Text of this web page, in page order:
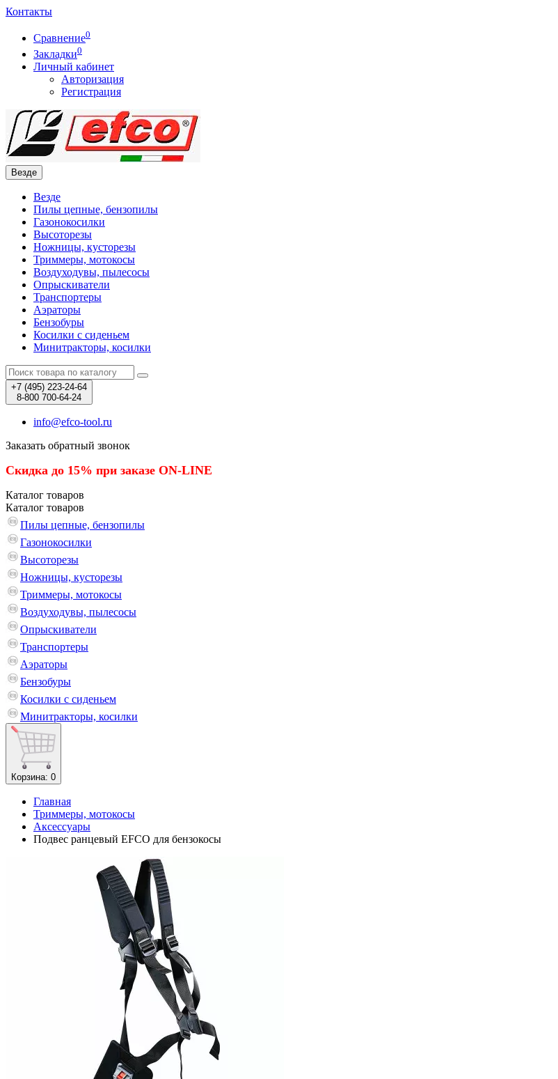
Контакты
Сравнение0
Закладки0
Личный кабинет
Авторизация
Регистрация
Везде
Везде
Пилы цепные, бензопилы
Газонокосилки
Высоторезы
Ножницы, кусторезы
Триммеры, мотокосы
Воздуходувы, пылесосы
Опрыскиватели
Транспортеры
Аэраторы
Бензобуры
Косилки с сиденьем
Минитракторы, косилки
+7 (495) 223-24-64
8-800 700-64-24
info@efco-tool.ru
Заказать обратный звонок
Скидка до 15% при заказе ON-LINE
Каталог товаров
Каталог товаров
Пилы цепные, бензопилы
Газонокосилки
Высоторезы
Ножницы, кусторезы
Триммеры, мотокосы
Воздуходувы, пылесосы
Опрыскиватели
Транспортеры
Аэраторы
Бензобуры
Косилки с сиденьем
Минитракторы, косилки
Корзина: 0
Главная
Триммеры, мотокосы
Аксессуары
Подвес ранцевый EFCO для бензокосы